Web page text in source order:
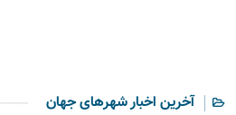
آخرین اخبار شهرهای جهان